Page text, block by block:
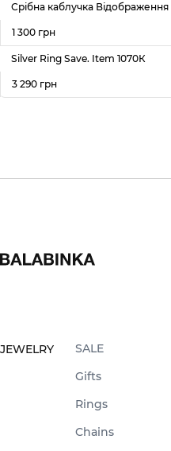
Срібна каблучка Відображення
1 300 грн
Silver Ring Save. Item 1070К
3 290 грн
JEWELRY SALE
Gifts
Rings
Chains